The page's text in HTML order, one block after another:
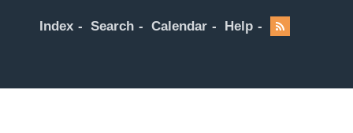
Index Search Calendar Help